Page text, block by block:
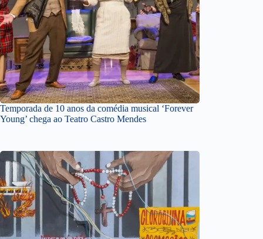
Temporada de 10 anos da comédia musical ‘Forever
Young’ chega ao Teatro Castro Mendes